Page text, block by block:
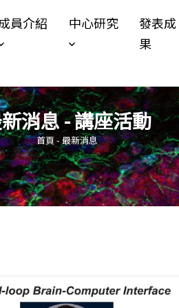
員介紹 中心研究
發表成
果
消息 - 講座活動
您在這裡
首頁 - 最新消息